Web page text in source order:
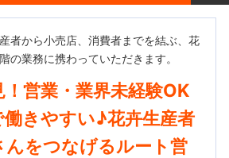
者から小売店、消費者までを結ぶ、花
の業務に携わっていただきます。
営業・業界未経験OK
きやすい♪花卉生産者
んをつなげるルート営